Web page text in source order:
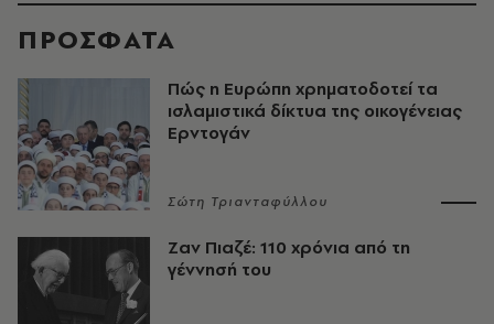
ΠΡΟΣΦΑΤΑ
Πώς η Ευρώπη χρηματοδοτεί τα
ισλαμιστικά δίκτυα της οικογένειας
Ερντογάν
Σώτη Τριανταφύλλου
Ζαν Πιαζέ: 110 χρόνια από τη
γέννησή του